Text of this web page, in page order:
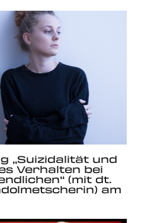
„Suizidalität und
Verhalten bei
(mit dt.
am